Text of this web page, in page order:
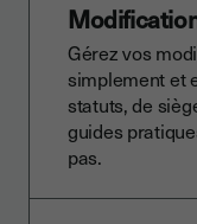
Gérez vos
simplement et
statuts, de
guides
pas.